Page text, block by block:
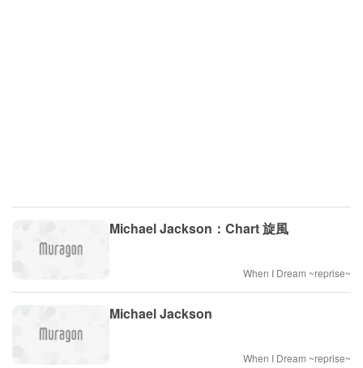
Michael Jackson：Chart 旋風
When I Dream ~reprise~
Michael Jackson
When I Dream ~reprise~